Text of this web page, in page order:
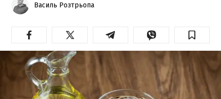
Василь Розтрьопа